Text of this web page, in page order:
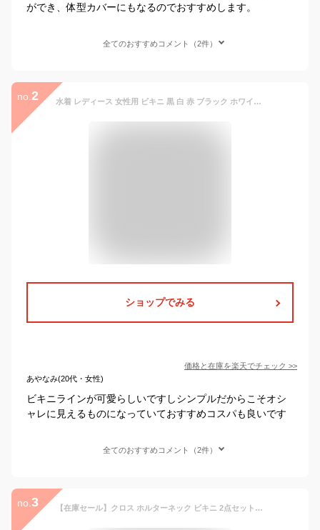
ができ、体型カバーにもなるのでおすすめします。
全てのおすすめコメント（2件）
no. 2 水着 レディース 女性用 ビキニ 黒 白 赤 ブラック ホワイト レッド 送料無料 セパレート ホルターネック セクシー シンプル 人気 かわいい
ショップでみる
価格と在庫を楽天でチェック >>
あやなみ(20代・女性)
ビキニラインが可愛らしいですしシンプルだからこそオシ
ャレに見えるものになっていておすすめコスパも良いです
全てのおすすめコメント（2件）
no. 3 【在庫セール】クロス ホルターネック ビキニ 2点セット レディース 水着 無地 赤 黒 バスト 盛れる 体型カバー バンドゥ 無地【メール便 送料無料】